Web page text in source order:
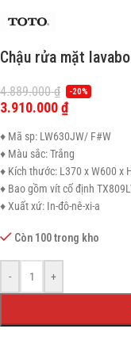
Chậu rửa mặt
4.889.000₫ -20%
3.910.000₫
♦ Mã sp: LW630JW/ F#W
♦ Màu sắc: Trắng
♦ Kích thước: L370 x W600 x
♦ Bao gồm vít cố định
♦ Xuất xứ: In-đô-nê-xi-a
Còn 100 trong kho
- +